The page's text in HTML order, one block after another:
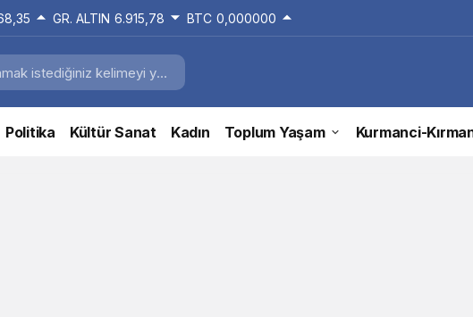
GR. ALTIN 6.915,78 BTC 0,000000
Politika Kültür Sanat Kadın Toplum Yaşam Kurmanci-